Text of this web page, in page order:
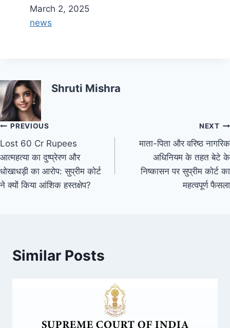
Date
March 2, 2025
In relation to
news
Shruti Mishra
PREVIOUS
Lost 60 Cr Rupees
आत्महत्या का दुष्प्रेरण और
धोखाधड़ी का आरोप: सुप्रीम कोर्ट
ने क्यों किया आंशिक हस्तक्षेप?
NEXT
माता-पिता और वरिष्ठ नागरिक
अधिनियम के तहत बेटे के
निष्कासन पर सुप्रीम कोर्ट का
महत्वपूर्ण फैसला
Similar Posts